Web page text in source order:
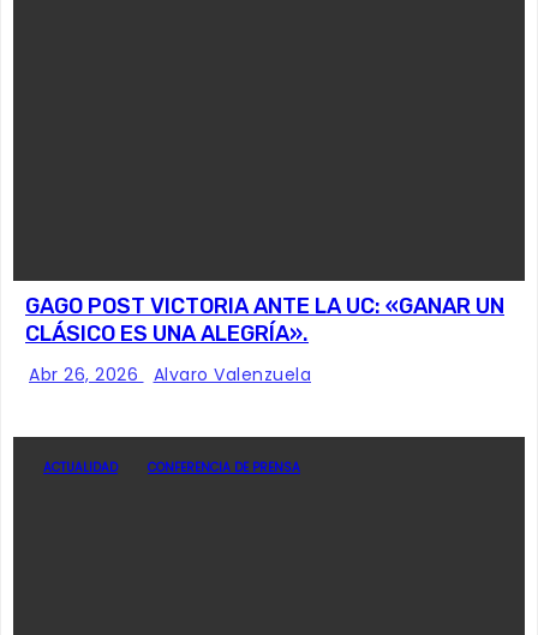
GAGO POST VICTORIA ANTE LA UC: «GANAR UN
CLÁSICO ES UNA ALEGRÍA».
Abr 26, 2026 Alvaro Valenzuela
ACTUALIDAD CONFERENCIA DE PRENSA